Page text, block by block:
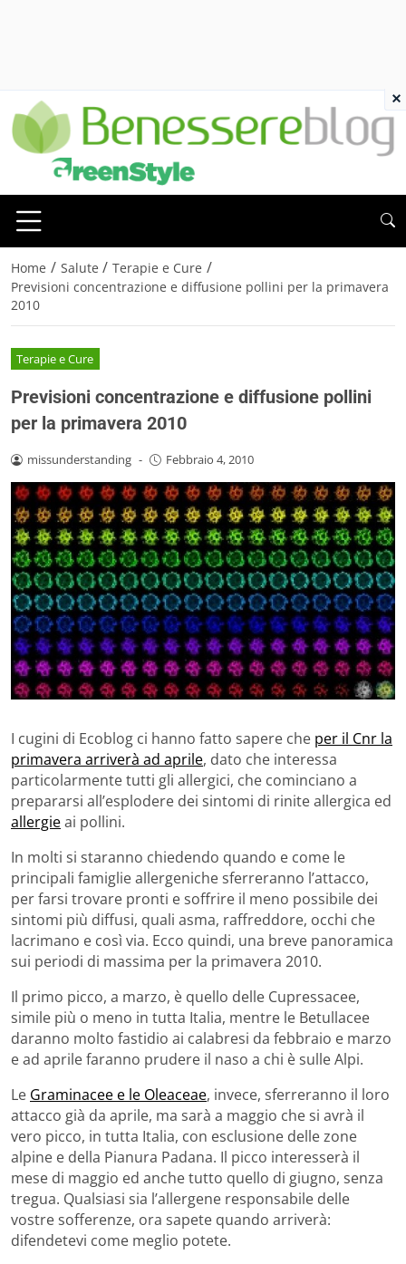
Home / Salute / Terapie e Cure /
Previsioni concentrazione e diffusione pollini per la primavera
2010
Terapie e Cure
Previsioni concentrazione e diffusione pollini
per la primavera 2010
missunderstanding - Febbraio 4, 2010
I cugini di Ecoblog ci hanno fatto sapere che per il Cnr la
primavera arriverà ad aprile, dato che interessa
particolarmente tutti gli allergici, che cominciano a
prepararsi all’esplodere dei sintomi di rinite allergica ed
allergieai pollini.
In molti si staranno chiedendo quando e come le
principali famiglie allergeniche sferreranno l’attacco,
per farsi trovare pronti e soffrire il meno possibile dei
sintomi più diffusi, quali asma, raffreddore, occhi che
lacrimano e così via. Ecco quindi, una breve panoramica
sui periodi di massima per la primavera 2010.
Il primo picco, a marzo, è quello delle Cupressacee,
simile più o meno in tutta Italia, mentre le Betullacee
daranno molto fastidio ai calabresi da febbraio e marzo
e ad aprile faranno prudere il naso a chi è sulle Alpi.
Le Graminacee e le Oleaceae, invece, sferreranno il loro
attacco già da aprile, ma sarà a maggio che si avrà il
vero picco, in tutta Italia, con esclusione delle zone
alpine e della Pianura Padana. Il picco interesserà il
mese di maggio ed anche tutto quello di giugno, senza
tregua. Qualsiasi sia l’allergene responsabile delle
vostre sofferenze, ora sapete quando arriverà:
difendetevi come meglio potete.
×